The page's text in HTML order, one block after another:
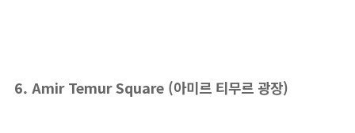
6. Amir Temur Square (아미르 티무르 광장)